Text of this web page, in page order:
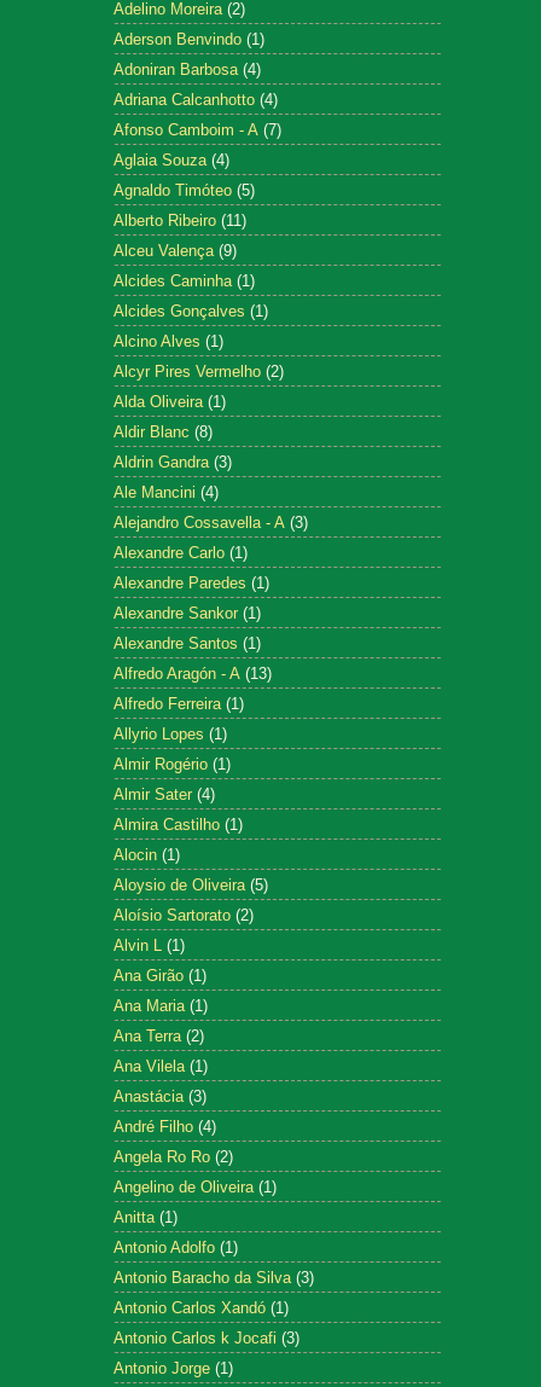
Adelino Moreira (2)
Aderson Benvindo (1)
Adoniran Barbosa (4)
Adriana Calcanhotto (4)
Afonso Camboim - A (7)
Aglaia Souza (4)
Agnaldo Timóteo (5)
Alberto Ribeiro (11)
Alceu Valença (9)
Alcides Caminha (1)
Alcides Gonçalves (1)
Alcino Alves (1)
Alcyr Pires Vermelho (2)
Alda Oliveira (1)
Aldir Blanc (8)
Aldrin Gandra (3)
Ale Mancini (4)
Alejandro Cossavella - A (3)
Alexandre Carlo (1)
Alexandre Paredes (1)
Alexandre Sankor (1)
Alexandre Santos (1)
Alfredo Aragón - A (13)
Alfredo Ferreira (1)
Allyrio Lopes (1)
Almir Rogério (1)
Almir Sater (4)
Almira Castilho (1)
Alocin (1)
Aloysio de Oliveira (5)
Aloísio Sartorato (2)
Alvin L (1)
Ana Girão (1)
Ana Maria (1)
Ana Terra (2)
Ana Vilela (1)
Anastácia (3)
André Filho (4)
Angela Ro Ro (2)
Angelino de Oliveira (1)
Anitta (1)
Antonio Adolfo (1)
Antonio Baracho da Silva (3)
Antonio Carlos Xandó (1)
Antonio Carlos k Jocafi (3)
Antonio Jorge (1)